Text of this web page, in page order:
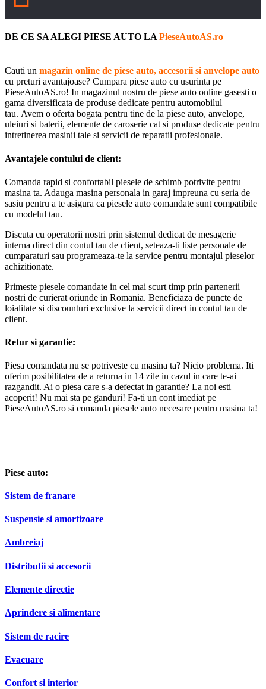
DE CE SA ALEGI PIESE AUTO LA PieseAutoAS.ro
Cauti un magazin online de piese auto, accesorii si anvelope auto
cu preturi avantajoase? Cumpara piese auto cu usurinta pe
PieseAutoAS.ro! In magazinul nostru de piese auto online gasesti o
gama diversificata de produse dedicate pentru automobilul
tau. Avem o oferta bogata pentru tine de la piese auto, anvelope,
uleiuri si baterii, elemente de caroserie cat si produse dedicate pentru
intretinerea masinii tale si servicii de reparatii profesionale.
Avantajele contului de client:
Comanda rapid si confortabil piesele de schimb potrivite pentru
masina ta. Adauga masina personala in garaj impreuna cu seria de
sasiu pentru a te asigura ca piesele auto comandate sunt compatibile
cu modelul tau.
Discuta cu operatorii nostri prin sistemul dedicat de mesagerie
interna direct din contul tau de client, seteaza-ti liste personale de
cumparaturi sau programeaza-te la service pentru montajul pieselor
achizitionate.
Primeste piesele comandate in cel mai scurt timp prin partenerii
nostri de curierat oriunde in Romania. Beneficiaza de puncte de
loialitate si discounturi exclusive la servicii direct in contul tau de
client.
Retur si garantie:
Piesa comandata nu se potriveste cu masina ta? Nicio problema. Iti
oferim posibilitatea de a returna in 14 zile in cazul in care te-ai
razgandit. Ai o piesa care s-a defectat in garantie? La noi esti
acoperit! Nu mai sta pe ganduri! Fa-ti un cont imediat pe
PieseAutoAS.ro si comanda piesele auto necesare pentru masina ta!
Piese auto:
Sistem de franare
Suspensie si amortizoare
Ambreiaj
Distributii si accesorii
Elemente directie
Aprindere si alimentare
Sistem de racire
Evacuare
Confort si interior